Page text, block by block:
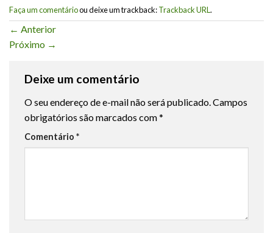
Faça um comentárioou deixe um trackback:Trackback URL.
← Anterior
Próximo →
Deixe um comentário
O seu endereço de e-mail não será publicado.Campos
obrigatórios são marcados com*
Comentário *